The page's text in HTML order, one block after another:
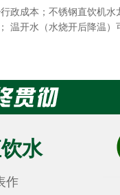
政成本；不锈钢直饮机水
温开水（水烧开后降温）
水
作